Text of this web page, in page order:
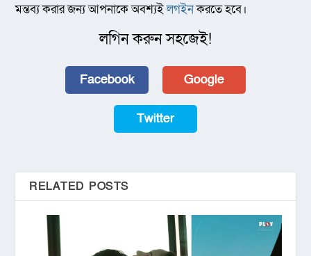
মন্তব্য করার জন্য আপনাকে অবশ্যইলগইনকরতে হবে।
লগিন করুন সহজেই!
Facebook Google
Twitter
RELATED POSTS